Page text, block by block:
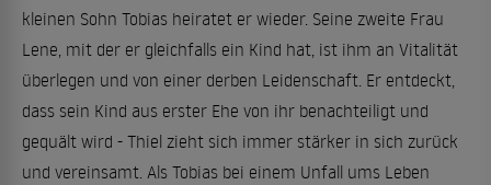
kleinen Sohn Tobias heiratet er wieder. Seine zweite Frau
Lene, mit der er gleichfalls ein Kind hat, ist ihm an Vitalität
überlegen und von einer derben Leidenschaft. Er entdeckt,
dass sein Kind aus erster Ehe von ihr benachteiligt und
gequält wird - Thiel zieht sich immer stärker in sich zurück
und vereinsamt. Als Tobias bei einem Unfall ums Leben